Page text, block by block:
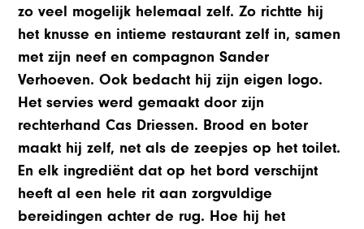
zo veel mogelijk helemaal zelf. Zo richtte hij
het knusse en intieme restaurant zelf in, samen
met zijn neef en compagnon Sander
Verhoeven. Ook bedacht hij zijn eigen logo.
Het servies werd gemaakt door zijn
rechterhand Cas Driessen. Brood en boter
maakt hij zelf, net als de zeepjes op het toilet.
En elk ingrediënt dat op het bord verschijnt
heeft al een hele rit aan zorgvuldige
bereidingen achter de rug. Hoe hij het